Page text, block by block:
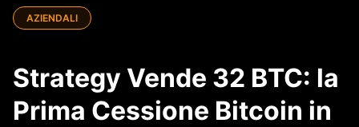
AZIENDALI
Strategy Vende 32 BTC: la
Prima Cessione Bitcoin in